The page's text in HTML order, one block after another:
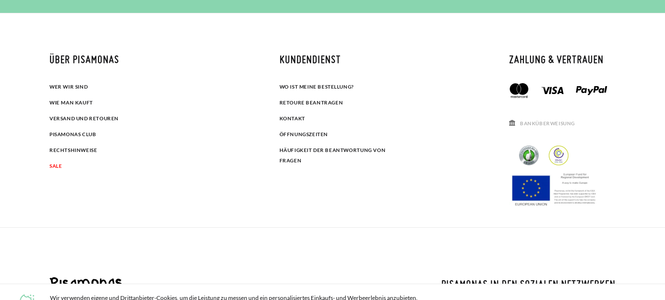
ÜBER PISAMONAS
WER WIR SIND
WIE MAN KAUFT
VERSAND UND RETOUREN
PISAMONAS CLUB
RECHTSHINWEISE
SALE
KUNDENDIENST
WO IST MEINE BESTELLUNG?
RETOURE BEANTRAGEN
KONTAKT
ÖFFNUNGSZEITEN
HÄUFIGKEIT DER BEANTWORTUNG VON
FRAGEN
ZAHLUNG & VERTRAUEN
BANKÜBERWEISUNG
PISAMONAS IN DEN SOZIALEN NETZWERKEN
Wir verwenden eigene und Drittanbieter-Cookies, um die Leistung zu messen und ein personalisiertes Einkaufs- und Werbeerlebnis anzubieten.